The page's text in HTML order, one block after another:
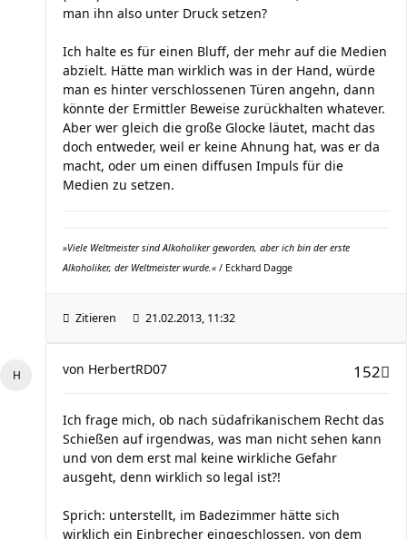
man ihn also unter Druck setzen?
Ich halte es für einen Bluff, der mehr auf die Medien
abzielt. Hätte man wirklich was in der Hand, würde
man es hinter verschlossenen Türen angehn, dann
könnte der Ermittler Beweise zurückhalten whatever.
Aber wer gleich die große Glocke läutet, macht das
doch entweder, weil er keine Ahnung hat, was er da
macht, oder um einen diffusen Impuls für die
Medien zu setzen.
»Viele Weltmeister sind Alkoholiker geworden, aber ich bin der erste
Alkoholiker, der Weltmeister wurde.« / Eckhard Dagge
Zitieren 21.02.2013, 11:32
152
von HerbertRD07
Ich frage mich, ob nach südafrikanischem Recht das
Schießen auf irgendwas, was man nicht sehen kann
und von dem erst mal keine wirkliche Gefahr
ausgeht, denn wirklich so legal ist?!
Sprich: unterstellt, im Badezimmer hätte sich
wirklich ein Einbrecher eingeschlossen, von dem